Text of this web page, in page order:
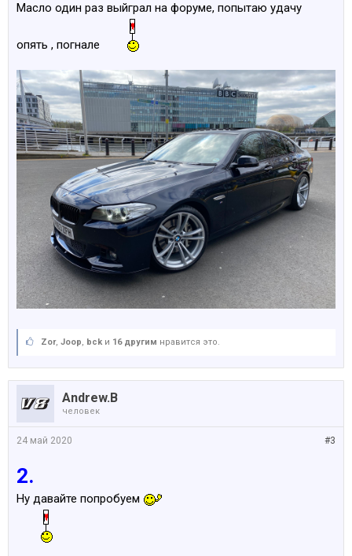
Масло один раз выйграл на форуме, попытаю удачу
опять , погнале
Zor, Joop, bck и 16 другим нравится это.
Andrew.B
человек
#3
24 май 2020
2.
Ну давайте попробуем